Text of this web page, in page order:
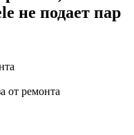
не подает пар
от ремонта